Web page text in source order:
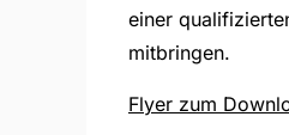
einer
mitbringen.
Flyer zum